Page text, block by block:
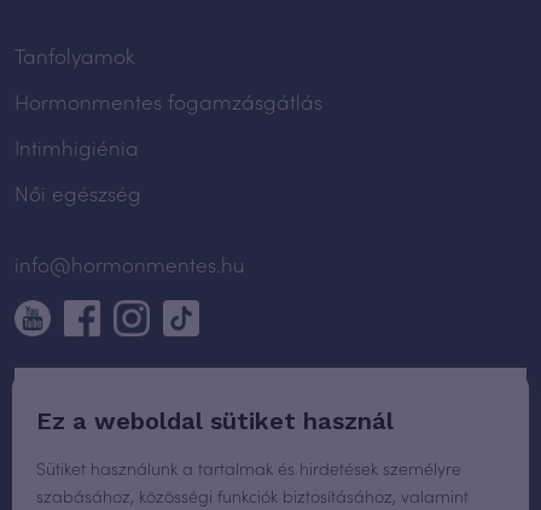
Ez a weboldal sütiket használ
Sütiket használunk a tartalmak és hirdetések személyre
szabásához, közösségi funkciók biztosításához, valamint
Tanfolyamok
Hormonmentes fogamzásgátlás
Intimhigiénia
Női egészség
info@hormonmentes.hu